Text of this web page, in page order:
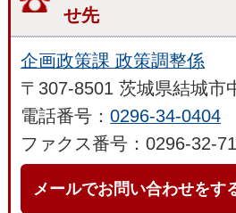
せ先
企画政策課 政策調整係
〒307-8501 茨城県結城市
電話番号：0296-34-0404
ファクス番号：0296-32-
メールでお問い合わせをす